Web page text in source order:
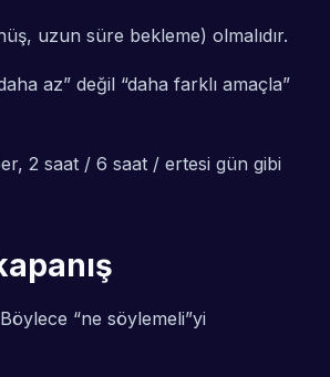
uzun süre bekleme) olmalıdır.
az” değil “daha farklı amaçla”
2 saat / 6 saat / ertesi gün gibi
“ne söylemeli”yi